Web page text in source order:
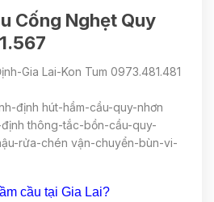
Cống Nghẹt Quy
Gia Lai-Kon Tum 0973.481.481
định hút-hầm-cầu-quy-nhơn
thông-tắc-bồn-cầu-quy-
rửa-chén vận-chuyển-bùn-vi-
cầu tại Gia Lai?